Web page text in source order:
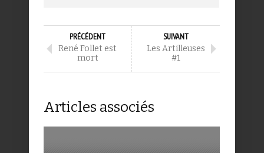
PRÉCÉDENT
René Follet est
mort
SUIVANT
Les Artilleuses
#1
Articles associés